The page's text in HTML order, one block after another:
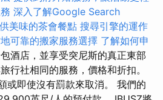
深入了解Google Search
美味的茶會餐點 搜尋引擎的運作
可靠的搬家服務選擇 了解如何申
酒店，並享受突尼斯的真正東部
行社相同的服務，價格和折扣。
或即使沒有罰款來取消。 我們的